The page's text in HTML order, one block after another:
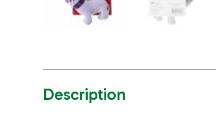
Description